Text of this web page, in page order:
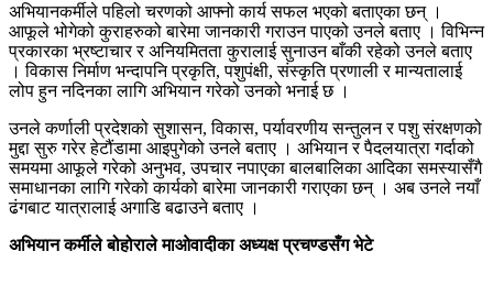
अभियानकर्मीले पहिलो चरणको आफ्नो कार्य सफल भएको बताएका छन् ।
आफूले भोगेको कुराहरुको बारेमा जानकारी गराउन पाएको उनले बताए । विभिन्न
प्रकारका भ्रष्टाचार र अनियमितता कुरालाई सुनाउन बाँकी रहेको उनले बताए
। विकास निर्माण भन्दापनि प्रकृति, पशुपंक्षी, संस्कृति प्रणाली र मान्यतालाई
लोप हुन नदिनका लागि अभियान गरेको उनको भनाई छ ।
उनले कर्णाली प्रदेशको सुशासन, विकास, पर्यावरणीय सन्तुलन र पशु संरक्षणको
मुद्दा सुरु गरेर हेटौंडामा आइपुगेको उनले बताए । अभियान र पैदलयात्रा गर्दाको
समयमा आफूले गरेको अनुभव, उपचार नपाएका बालबालिका आदिका समस्यासँगै
समाधानका लागि गरेको कार्यको बारेमा जानकारी गराएका छन् । अब उनले नयाँ
ढंगबाट यात्रालाई अगाडि बढाउने बताए ।
अभियान कर्मीले बोहोराले माओवादीका अध्यक्ष प्रचण्डसँग भेटे